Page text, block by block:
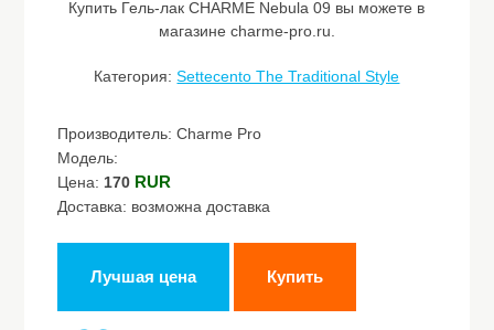
Купить Гель-лак CHARME Nebula 09 вы можете в
магазине charme-pro.ru.
Категория:Settecento The Traditional Style
Производитель: Charme Pro
Модель:
Цена: 170 RUR
Доставка: возможна доставка
Лучшая цена Купить